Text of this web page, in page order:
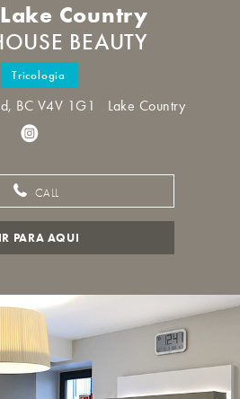
Lake Country
BEAUTY
Tricologia
BC V4V 1G1 Lake Country
CALL
IR PARA AQUI